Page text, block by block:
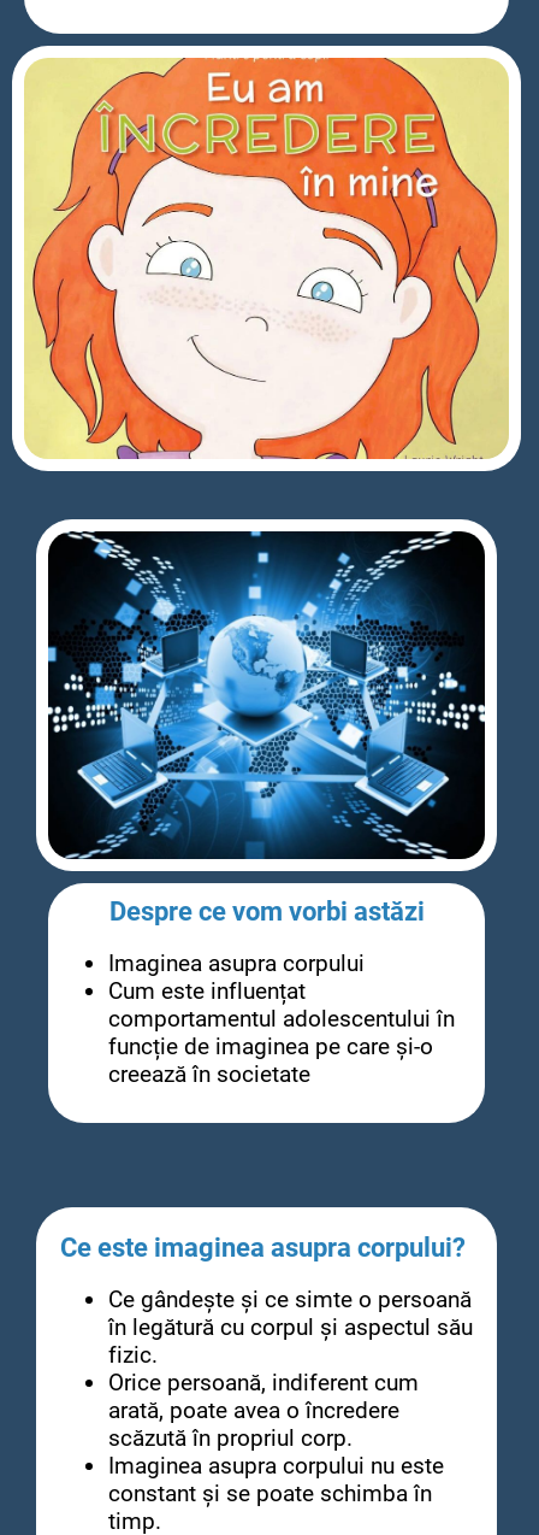
Despre ce vom vorbi astăzi
Imaginea asupra corpului
Cum este influențat
comportamentul adolescentului în
funcție de imaginea pe care și-o
creează în societate
Ce este imaginea asupra corpului?
Ce gândește și ce simte o persoană
în legătură cu corpul și aspectul său
fizic.
Orice persoană, indiferent cum
arată, poate avea o încredere
scăzută în propriul corp.
Imaginea asupra corpului nu este
constant și se poate schimba în
timp.